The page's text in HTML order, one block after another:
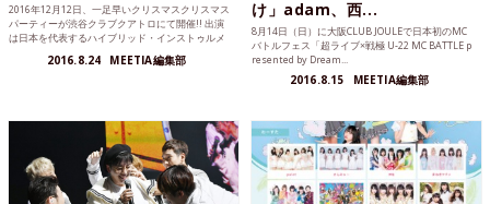
2016年12月12日、一足早いクリスマスクリスマス
パーティーが渋谷クラブクアトロにて開催!! 出演
は日本を代表するハイブリッド・インストゥルメ
2016.8.24 MEETIA編集部
け」adam、西...
8月14日（日）に大阪CLUB JOULEで日本初のMC
バトルフェス「超ライブ×戦極 U-22 MC BATTLE p
resented by Dream...
2016.8.15 MEETIA編集部